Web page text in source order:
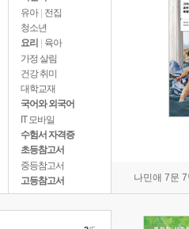
유아 | 전집
청소년
요리
육아
가정 살림
건강 취미
대학교재
국어와 외국어
IT 모바일
수험서 자격증
초등참고서
중등참고서
고등참고서
나민애 7문